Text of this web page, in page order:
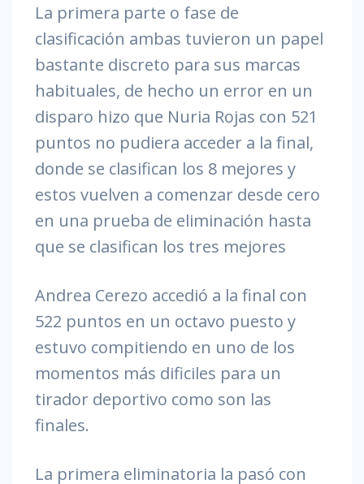
La primera parte o fase de
clasificación ambas tuvieron un papel
bastante discreto para sus marcas
habituales, de hecho un error en un
disparo hizo que Nuria Rojas con 521
puntos no pudiera acceder a la final,
donde se clasifican los 8 mejores y
estos vuelven a comenzar desde cero
en una prueba de eliminación hasta
que se clasifican los tres mejores
Andrea Cerezo accedió a la final con
522 puntos en un octavo puesto y
estuvo compitiendo en uno de los
momentos más dificiles para un
tirador deportivo como son las
finales.
La primera eliminatoria la pasó con